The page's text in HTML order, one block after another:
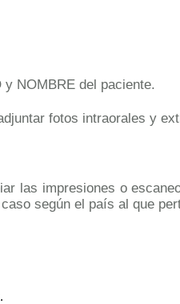
NOMBRE del paciente.
fotos intraorales y
las impresiones o
según el país al que